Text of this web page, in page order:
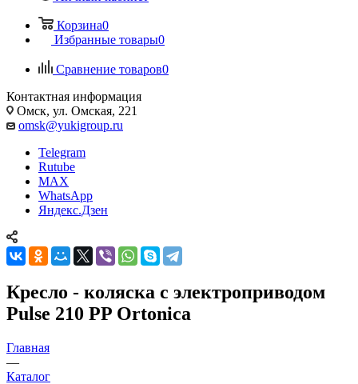
Корзина0
Избранные товары0
Сравнение товаров0
Контактная информация
Омск, ул. Омская, 221
omsk@yukigroup.ru
Telegram
Rutube
MAX
WhatsApp
Яндекс.Дзен
Кресло - коляска с электроприводом
Pulse 210 PP Ortonica
Главная
—
Каталог